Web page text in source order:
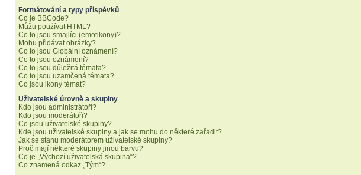
Formátování a typy příspěvků
Co je BBCode?
Můžu používat HTML?
Co to jsou smajlíci (emotikony)?
Mohu přidávat obrázky?
Co to jsou Globální oznámení?
Co to jsou oznámení?
Co to jsou důležitá témata?
Co to jsou uzamčená témata?
Co jsou ikony témat?
Uživatelské úrovně a skupiny
Kdo jsou administrátoři?
Kdo jsou moderátoři?
Co jsou uživatelské skupiny?
Kde jsou uživatelské skupiny a jak se mohu do některé zařadit?
Jak se stanu moderátorem uživatelské skupiny?
Proč mají některé skupiny jinou barvu?
Co je „Výchozí uživatelská skupina“?
Co znamená odkaz „Tým“?